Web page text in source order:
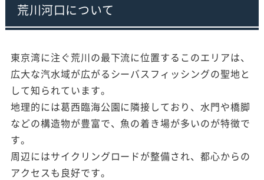
荒川河口について
東京湾に注ぐ荒川の最下流に位置するこのエリアは、
広大な汽水域が広がるシーバスフィッシングの聖地と
して知られています。
地理的には葛西臨海公園に隣接しており、水門や橋脚
などの構造物が豊富で、魚の着き場が多いのが特徴で
す。
周辺にはサイクリングロードが整備され、都心からの
アクセスも良好です。